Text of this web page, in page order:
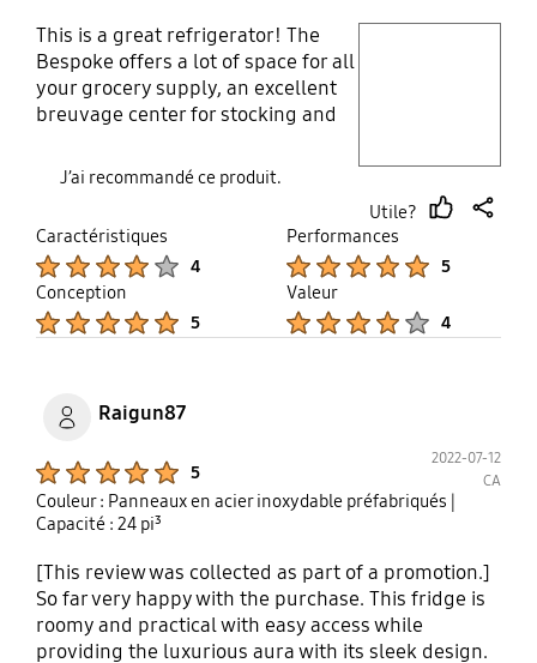
This is a great refrigerator! The
Bespoke offers a lot of space for all
your grocery supply, an excellent
breuvage center for stocking and
compartment for all your meats
and produce. We’ve had the
all the features work great. The
only function we haven’t tried is
the ice maker. If you’re looking for
lots of space and a highly
This is the fridge for you! Love it!
J’ai recommandé ce produit.
Utile?
up
Caractéristiques
4
Performances
5
Conception
5
Valeur
4
Raigun87
5
2022-07-12
CA
Couleur : Panneaux en acier inoxydable préfabriqués |
Capacité : 24 pi³
[This review was collected as part of a promotion.]
So far very happy with the purchase. This fridge is
roomy and practical with easy access while
providing the luxurious aura with its sleek design.